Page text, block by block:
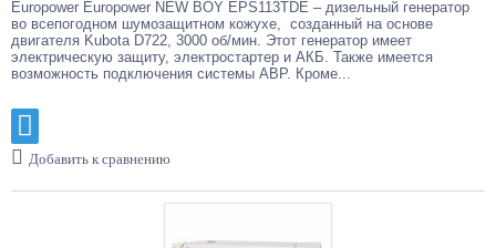
Europower Europower NEW BOY EPS113ТDE – дизельный генератор
во всепогодном шумозащитном кожухе, созданный на основе
двигателя Kubota D722, 3000 об/мин. Этот генератор имеет
электрическую защиту, электростартер и АКБ. Также имеется
возможность подключения системы АВР. Кроме...
Добавить к сравнению